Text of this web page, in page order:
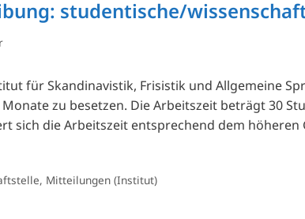
studentische/
für Skandinavistik, Frisistik und Allgemeine
zu besetzen. Die Arbeitszeit beträgt 30
sich die Arbeitszeit entsprechend dem
, Mitteilungen (Institut)